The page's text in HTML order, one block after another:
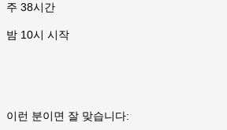
주 38시간
밤 10시 시작
이런 분이면 잘 맞습니다: